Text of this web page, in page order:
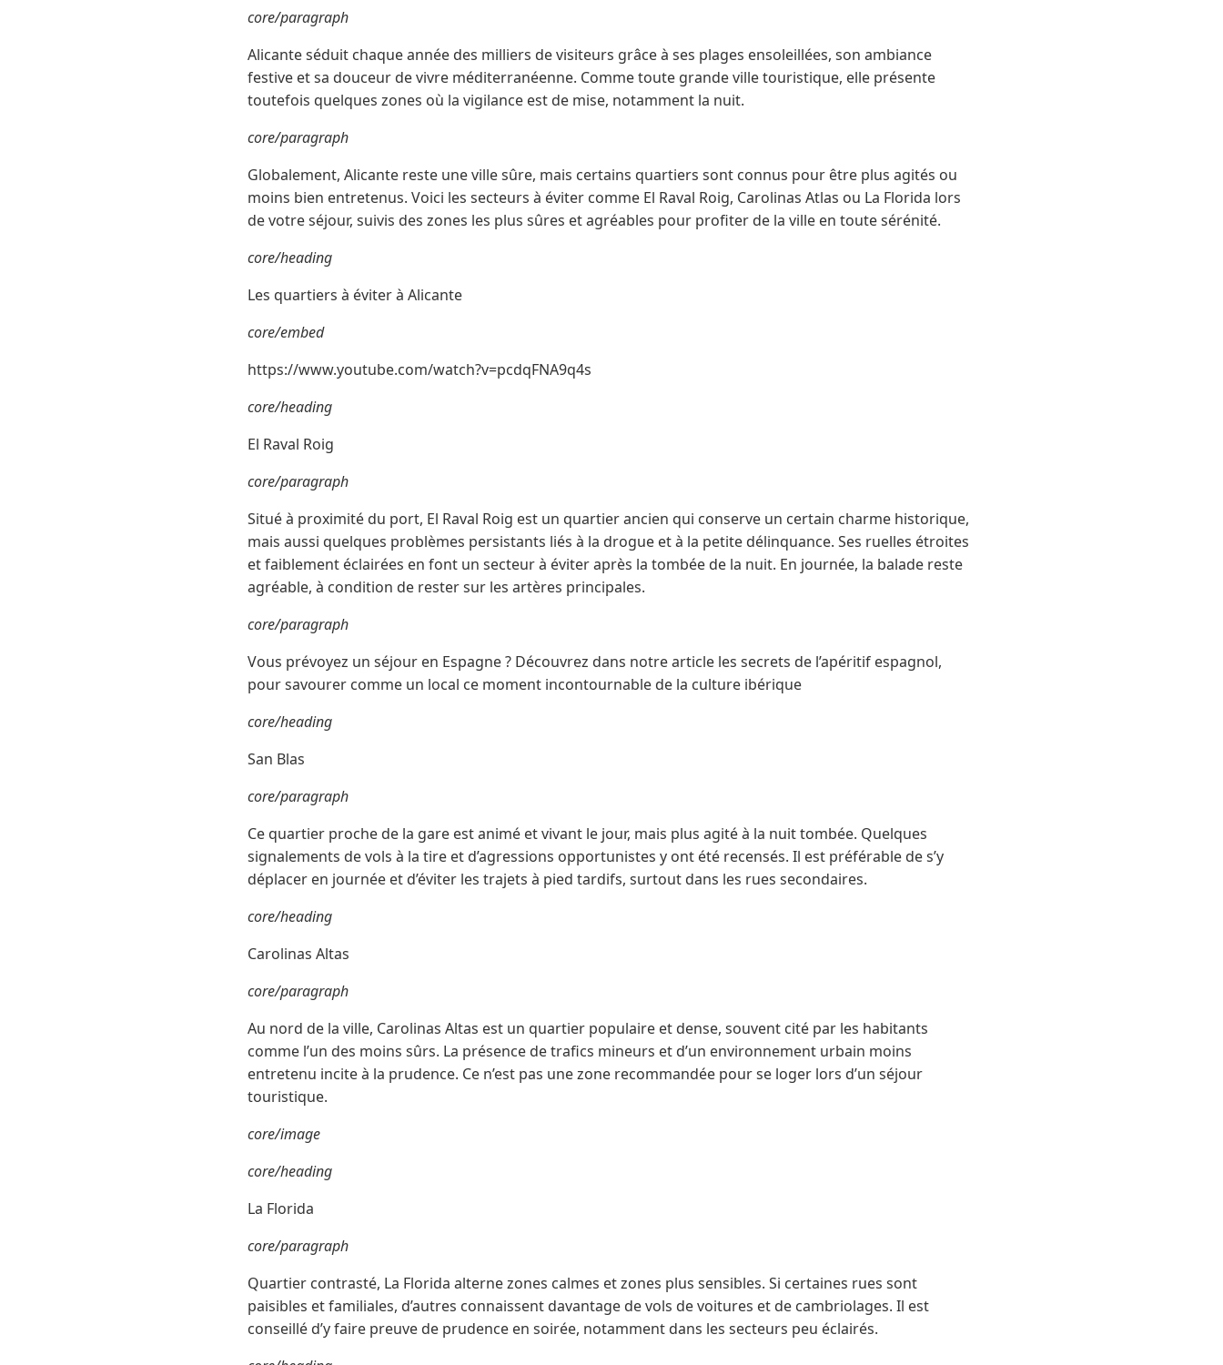
core/paragraph
Alicante séduit chaque année des milliers de visiteurs grâce à ses plages ensoleillées, son ambiance
festive et sa douceur de vivre méditerranéenne. Comme toute grande ville touristique, elle présente
toutefois quelques zones où la vigilance est de mise, notamment la nuit.
core/paragraph
Globalement, Alicante reste une ville sûre, mais certains quartiers sont connus pour être plus agités ou
moins bien entretenus. Voici les secteurs à éviter comme El Raval Roig, Carolinas Atlas ou La Florida lors
de votre séjour, suivis des zones les plus sûres et agréables pour profiter de la ville en toute sérénité.
core/heading
Les quartiers à éviter à Alicante
core/embed
https://www.youtube.com/watch?v=pcdqFNA9q4s
core/heading
El Raval Roig
core/paragraph
Situé à proximité du port, El Raval Roig est un quartier ancien qui conserve un certain charme historique,
mais aussi quelques problèmes persistants liés à la drogue et à la petite délinquance. Ses ruelles étroites
et faiblement éclairées en font un secteur à éviter après la tombée de la nuit. En journée, la balade reste
agréable, à condition de rester sur les artères principales.
core/paragraph
Vous prévoyez un séjour en Espagne ? Découvrez dans notre article les secrets de l’apéritif espagnol,
pour savourer comme un local ce moment incontournable de la culture ibérique
core/heading
San Blas
core/paragraph
Ce quartier proche de la gare est animé et vivant le jour, mais plus agité à la nuit tombée. Quelques
signalements de vols à la tire et d’agressions opportunistes y ont été recensés. Il est préférable de s’y
déplacer en journée et d’éviter les trajets à pied tardifs, surtout dans les rues secondaires.
core/heading
Carolinas Altas
core/paragraph
Au nord de la ville, Carolinas Altas est un quartier populaire et dense, souvent cité par les habitants
comme l’un des moins sûrs. La présence de trafics mineurs et d’un environnement urbain moins
entretenu incite à la prudence. Ce n’est pas une zone recommandée pour se loger lors d’un séjour
touristique.
core/image
core/heading
La Florida
core/paragraph
Quartier contrasté, La Florida alterne zones calmes et zones plus sensibles. Si certaines rues sont
paisibles et familiales, d’autres connaissent davantage de vols de voitures et de cambriolages. Il est
conseillé d’y faire preuve de prudence en soirée, notamment dans les secteurs peu éclairés.